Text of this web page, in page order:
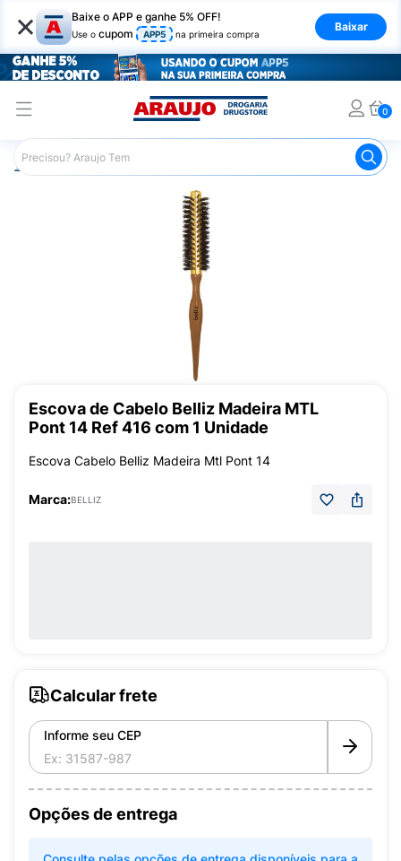
× Baixe o APP e ganhe 5% OFF!
Use o cupom APP5 na primeira compra
Baixar
0
Araujo Cabelo Escovas e
Escova de Cabelo Belliz Madeira MTL
Pont 14 Ref 416 com 1 Unidade
Escova Cabelo Belliz Madeira Mtl Pont 14
Marca:BELLIZ
Calcular frete
Informe seu CEP
Opções de entrega